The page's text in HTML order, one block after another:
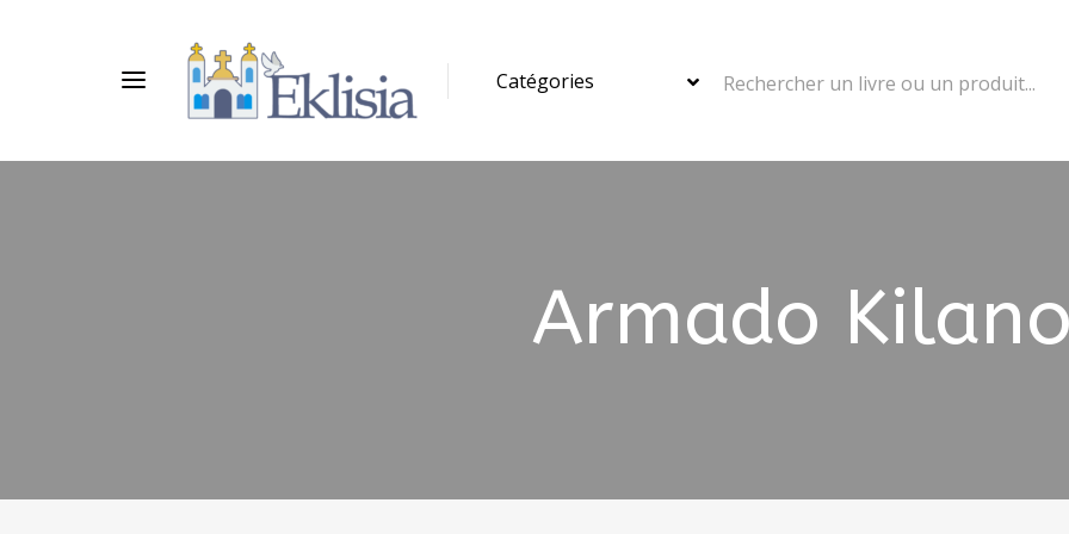
Rechercher un livre ou un produit...
Armado Kilano